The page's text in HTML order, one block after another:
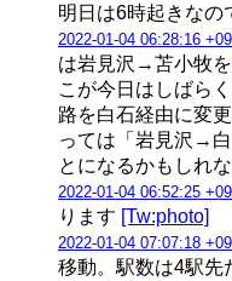
明日は6時起きなの
2022-01-04 06:28:16
は岩見沢→苫小牧
こが今日はしばら
路を白石経由に変
っては「岩見沢→
とになるかもしれ
2022-01-04 06:52:25
ります [Tw:photo]
2022-01-04 07:07:18
移動。駅数は4駅先